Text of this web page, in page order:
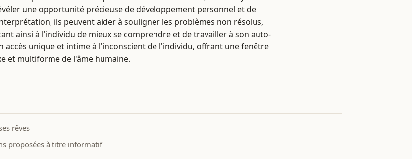
une opportunité précieuse de développement personnel et de
ils peuvent aider à souligner les problèmes non résolus,
ainsi à l'individu de mieux se comprendre et de travailler à son auto-
accès unique et intime à l'inconscient de l'individu, offrant une fenêtre
et multiforme de l'âme humaine.
rêves
proposées à titre informatif.